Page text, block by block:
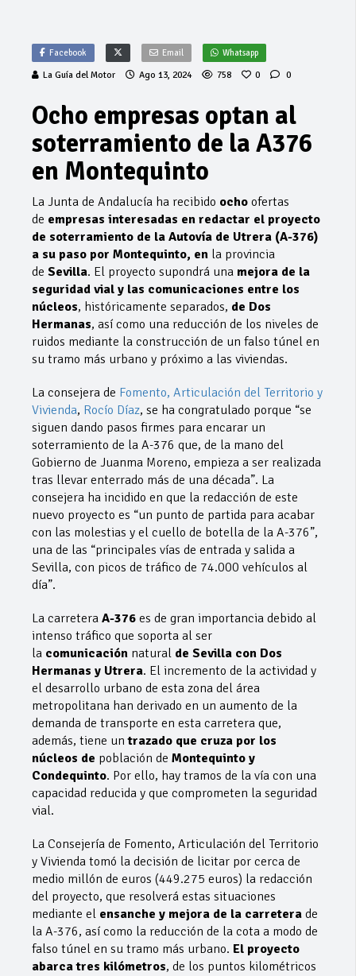
Facebook Email Whatsapp
La Guía del Motor Ago 13, 2024 758 0 0
Ocho empresas optan al
soterramiento de la A376
en Montequinto
La Junta de Andalucía ha recibido ocho ofertas
de empresas interesadas en redactar el proyecto
de soterramiento de la Autovía de Utrera (A-376)
a su paso por Montequinto, en la provincia
de Sevilla. El proyecto supondrá una mejora de la
seguridad vial y las comunicaciones entre los
núcleos, históricamente separados, de Dos
Hermanas, así como una reducción de los niveles de
ruidos mediante la construcción de un falso túnel en
su tramo más urbano y próximo a las viviendas.
La consejera de Fomento, Articulación del Territorio y
Vivienda, Rocío Díaz, se ha congratulado porque “se
siguen dando pasos firmes para encarar un
soterramiento de la A-376 que, de la mano del
Gobierno de Juanma Moreno, empieza a ser realizada
tras llevar enterrado más de una década”. La
consejera ha incidido en que la redacción de este
nuevo proyecto es “un punto de partida para acabar
con las molestias y el cuello de botella de la A-376”,
una de las “principales vías de entrada y salida a
Sevilla, con picos de tráfico de 74.000 vehículos al
día”.
La carretera A-376 es de gran importancia debido al
intenso tráfico que soporta al ser
la comunicación natural de Sevilla con Dos
Hermanas y Utrera. El incremento de la actividad y
el desarrollo urbano de esta zona del área
metropolitana han derivado en un aumento de la
demanda de transporte en esta carretera que,
además, tiene untrazado que cruza por los
núcleos de población de Montequinto y
Condequinto. Por ello, hay tramos de la vía con una
capacidad reducida y que comprometen la seguridad
vial.
La Consejería de Fomento, Articulación del Territorio
y Vivienda tomó la decisión de licitar por cerca de
medio millón de euros (449.275 euros) la redacción
del proyecto, que resolverá estas situaciones
mediante el ensanche y mejora de la carretera de
la A-376, así como la reducción de la cota a modo de
falso túnel en su tramo más urbano. El proyecto
abarca tres kilómetros, de los puntos kilométricos